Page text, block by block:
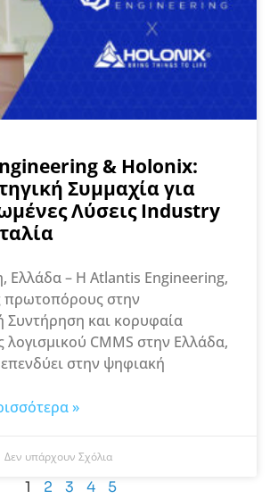
& Holonix:
Συμμαχία για
Λύσεις Industry
Ελλάδα – Η Atlantis Engineering,
πρωτοπόρους στην
Συντήρηση και κορυφαία
CMMS στην Ελλάδα,
επενδύει στην ψηφιακή
»
Δεν υπάρχουν Σχόλια
1 2 3 4 5